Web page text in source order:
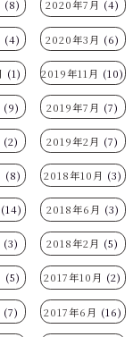
(8) 2020年7月 (4)
(4) 2020年3月 (6)
(1) 2019年11月 (10)
(9) 2019年7月 (7)
(2) 2019年2月 (7)
(8) 2018年10月 (3)
(14) 2018年6月 (3)
(3) 2018年2月 (5)
(5) 2017年10月 (2)
(7) 2017年6月 (16)